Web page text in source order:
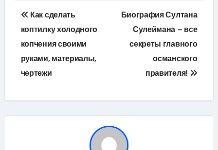
Навигация
по
записям
Как сделать
коптилку холодного
копчения своими
руками, материалы,
чертежи
Биография Султана
Сулеймана – все
секреты главного
османского
правителя!